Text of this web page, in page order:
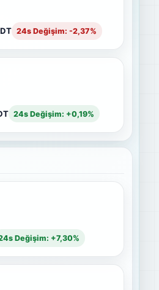
24s Değişim: -2,37%
24s Değişim: +0,19%
Değişim: +7,30%